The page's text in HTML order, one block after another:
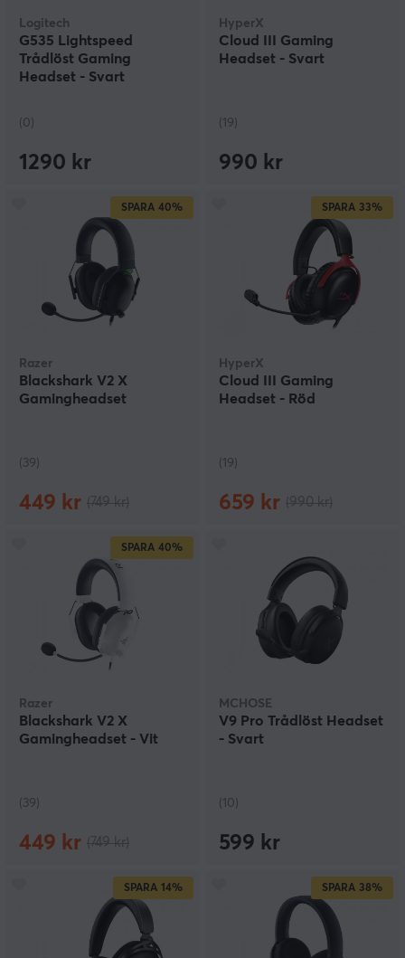
kan du höra allt i spelet även om du inte är framför
TV:n. På så sätt behöver du aldrig missa någon action.
Om du skulle vara osäker på vilket headset som skulle
passa dig bäst, tveka inte på att höra av dig till oss på
Logitech
G535 Lightspeed
Trådlöst Gaming
Headset - Svart
(0)
1290 kr
HyperX
Cloud III Gaming
Headset - Svart
(19)
990 kr
SPARA 40%
Razer
Blackshark V2 X
Gamingheadset
(39)
449 kr
SPARA 33%
HyperX
Cloud III Gaming
Headset - Röd
(19)
659 kr
SPARA 40%
Razer
Blackshark V2 X
Gamingheadset - Vit
(39)
449 kr
MCHOSE
V9 Pro Trådlöst Headset
- Svart
(10)
599 kr
SPARA 14% SPARA 38%